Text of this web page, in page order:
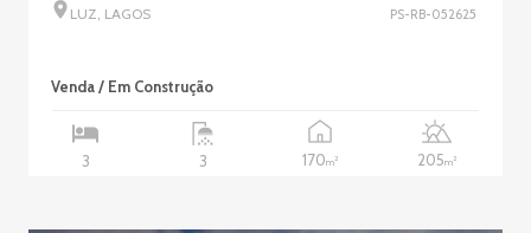
LUZ, LAGOS PS-RB-052625
Venda / Em Construção
3 3 170m2 205m2